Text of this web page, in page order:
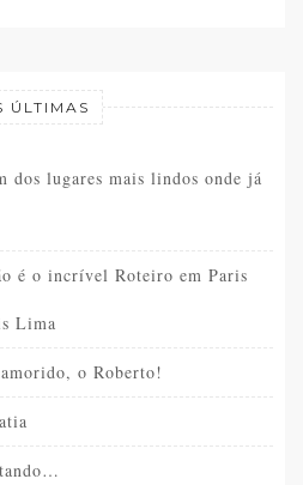
ÚLTIMAS
lugares mais lindos onde já
é o incrível Roteiro em Paris
Lima
o Roberto!